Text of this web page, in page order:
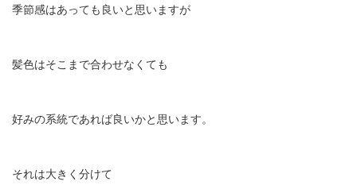
季節感はあっても良いと思いますが
髪色はそこまで合わせなくても
好みの系統であれば良いかと思います。
それは大きく分けて